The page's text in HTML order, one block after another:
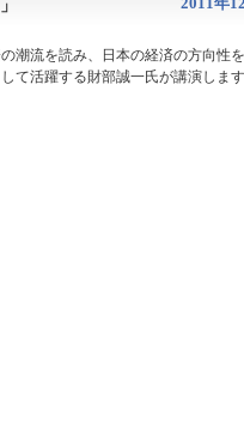
潮流を読み、日本の経済の方向性を
て活躍する財部誠一氏が講演します